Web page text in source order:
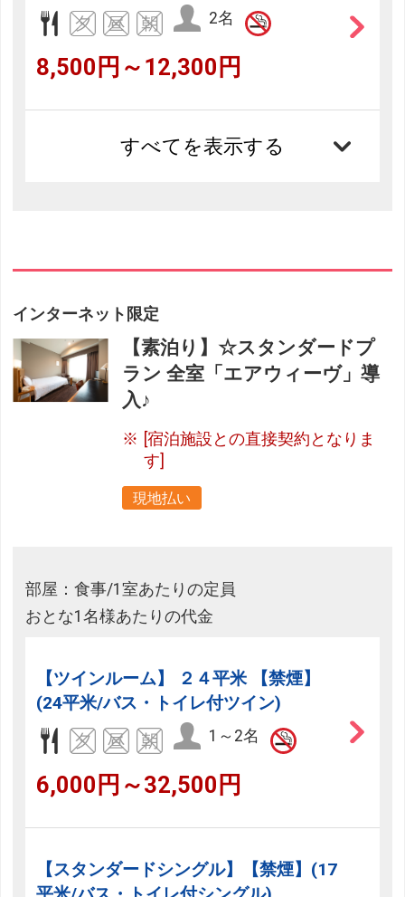
2名
8,500円～12,300円
すべてを表示する
インターネット限定
【素泊り】☆スタンダードプ
ラン 全室「エアウィーヴ」導
入♪
[宿泊施設との直接契約となりま
す]
現地払い
部屋：食事/1室あたりの定員
おとな1名様あたりの代金
【ツインルーム】 ２４平米 【禁煙】
(24平米/バス・トイレ付ツイン)
1～2名
6,000円～32,500円
【スタンダードシングル】【禁煙】(17